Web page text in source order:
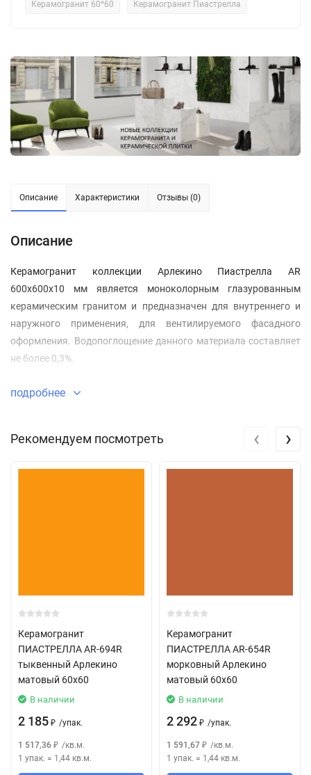
Керамогранит 60*60 Керамогранит Пиастрелла
Описание Характеристики Отзывы (0)
Описание
Керамогранит коллекции Арлекино Пиастрелла AR
600x600x10 мм является моноколорным глазурованным
керамическим гранитом и предназначен для внутреннего и
наружного применения, для вентилируемого фасадного
оформления. Водопоглощение данного материала составляет
не более 0,3%.
подробнее
Рекомендуем посмотреть
Керамогранит
ПИАСТРЕЛЛА AR-694R
тыквенный Арлекино
матовый 60x60
В наличии
2 185 ₽ /упак.
1 517,36 ₽ /кв.м.
1 упак. = 1,44 кв.м.
Керамогранит
ПИАСТРЕЛЛА AR-654R
морковный Арлекино
матовый 60x60
В наличии
2 292 ₽ /упак.
1 591,67 ₽ /кв.м.
1 упак. = 1,44 кв.м.
‹ ›